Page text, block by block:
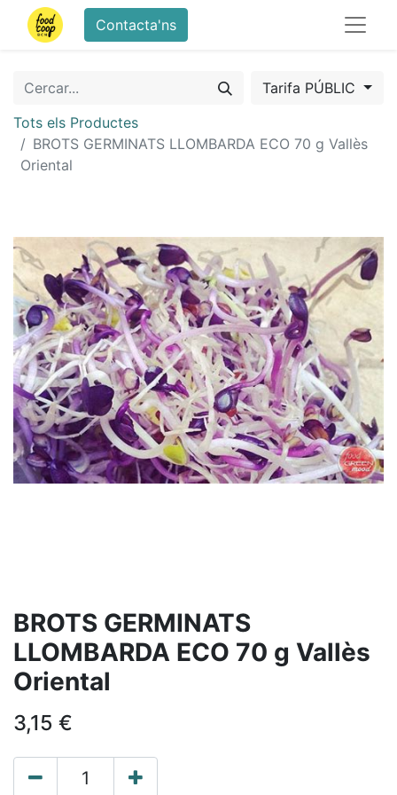
Contacta'ns
Tarifa PÚBLIC
Tots els Productes
BROTS GERMINATS LLOMBARDA ECO 70 g Vallès
Oriental
BROTS GERMINATS
LLOMBARDA ECO 70 g Vallès
Oriental
3,15 €